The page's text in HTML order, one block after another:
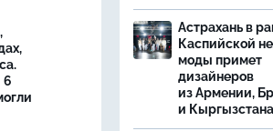
6
Астрахань в
Каспийской
моды примет
дизайнеров
из Армении,
и Кыргызстана